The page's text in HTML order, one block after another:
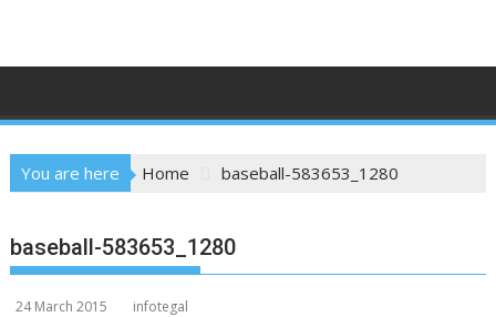
You are here Home baseball-583653_1280
baseball-583653_1280
24 March 2015 infotegal